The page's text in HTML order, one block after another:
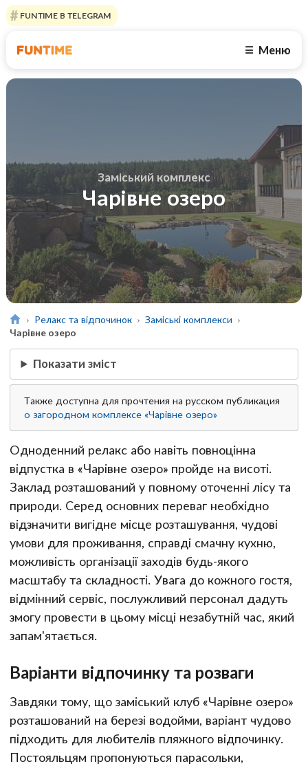
FUNTIME В TELEGRAM
☰ Меню
Заміський комплекс
Чарівне озеро
Релакс та відпочинок
Заміські комплекси
Чарівне озеро
Показати зміст
Также доступна для прочтения на русском публикация
о загородном комплексе «Чарівне озеро»
Одноденний релакс або навіть повноцінна
відпустка в «Чарівне озеро» пройде на висоті.
Заклад розташований у повному оточенні лісу та
природи. Серед основних переваг необхідно
відзначити вигідне місце розташування, чудові
умови для проживання, справді смачну кухню,
можливість організації заходів будь-якого
масштабу та складності. Увага до кожного гостя,
відмінний сервіс, послужливий персонал дадуть
змогу провести в цьому місці незабутній час, який
запам'ятається.
Варіанти відпочинку та розваги
Завдяки тому, що заміський клуб «Чарівне озеро»
розташований на березі водойми, варіант чудово
підходить для любителів пляжного відпочинку.
Постояльцям пропонуються парасольки,